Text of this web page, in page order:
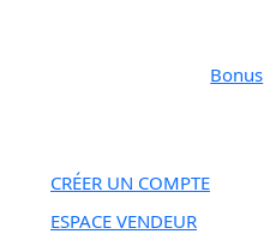
Bonus
CRÉER UN COMPTE
ESPACE VENDEUR